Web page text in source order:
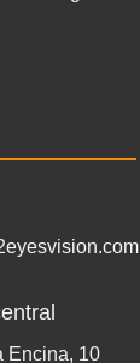
Encina, 10